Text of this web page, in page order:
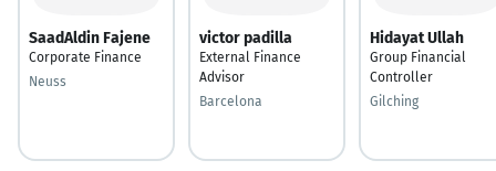
SaadAldin Fajene
Corporate Finance
Neuss
victor padilla
External Finance
Advisor
Barcelona
Hidayat Ullah
Group Financial
Controller
Gilching